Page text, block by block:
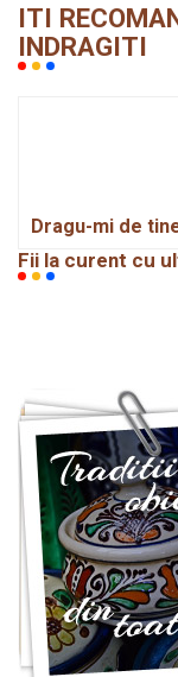
ITI
INDRAGITI
Dragu-mi de
Fii la curent cu